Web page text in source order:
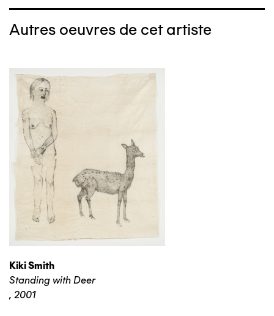
Autres oeuvres de cet artiste
Kiki Smith
Standing with Deer
, 2001